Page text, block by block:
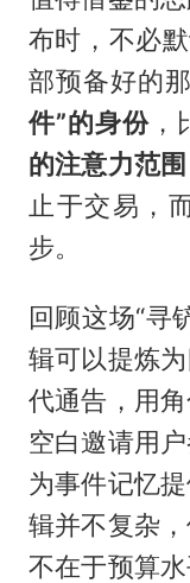
布时，不必
部预备好的
件”的身份，
的注意力范围
止于交易，
步。
回顾这场“寻
辑可以提炼
代通告，用
空白邀请用
为事件记忆
辑并不复杂
不在于预算